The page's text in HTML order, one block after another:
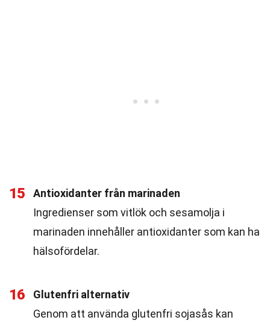
15
Antioxidanter från marinaden
Ingredienser som vitlök och sesamolja i
marinaden innehåller antioxidanter som kan ha
hälsofördelar.
16
Glutenfri alternativ
Genom att använda glutenfri sojasås kan